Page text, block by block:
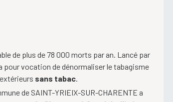
de plus de 78 000 morts par an. Lancé par
pour vocation de dénormaliser le tabagisme
sans tabac.
de SAINT-YRIEIX-SUR-CHARENTE a